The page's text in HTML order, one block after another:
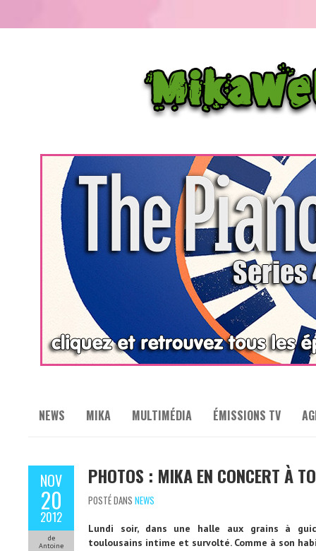
NEWS MIKA MULTIMÉDIA ÉMISSIONS TV
NOV
20
2012
de
Antoine
PHOTOS : MIKA EN CONCERT À
POSTÉ DANS NEWS
Lundi soir, dans une halle aux grains à
toulousains intime et survolté. Comme à son